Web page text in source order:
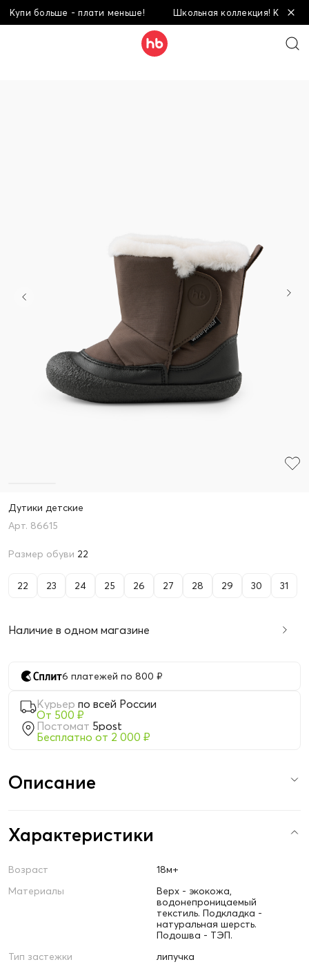
больше - плати меньше! Школьная коллекция! Купи
Дутики детские
86615
Размер обуви 22
22 23 24 25 26 27 28 29 30 31
Наличие в одном магазине
6 платежей по 800 ₽
Курьер по всей России
От 500 ₽
Постомат 5post
Бесплатно от 2 000 ₽
Описание
Характеристики
Возраст
18м+
Материалы
Верх - экокожа,
водонепроницаемый
текстиль. Подкладка -
натуральная шерсть.
Подошва - ТЭП.
Тип застежки
липучка